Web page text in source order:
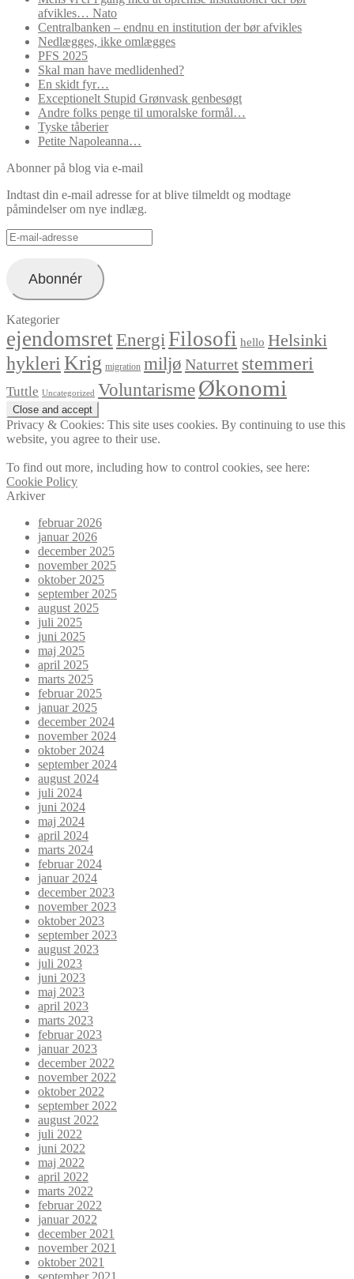
afvikles… Nato
Centralbanken – endnu en institution der bør afvikles
Nedlægges, ikke omlægges
PFS 2025
Skal man have medlidenhed?
En skidt fyr…
Exceptionelt Stupid Grønvask genbesøgt
Andre folks penge til umoralske formål…
Tyske tåberier
Petite Napoleanna…
Abonner på blog via e-mail
Indtast din e-mail adresse for at blive tilmeldt og modtage
påmindelser om nye indlæg.
E-
mail-
Abonnér
Kategorier
ejendomsretEnergi Filosofi hello Helsinki
hykleri Krig migration miljø Naturret stemmeri
Tuttle Uncategorized VoluntarismeØkonomi
Privacy & Cookies: This site uses cookies. By continuing to use this
website, you agree to their use.
To find out more, including how to control cookies, see here:
Cookie Policy
Arkiver
februar 2026
januar 2026
december 2025
november 2025
oktober 2025
september 2025
august 2025
juli 2025
juni 2025
maj 2025
april 2025
marts 2025
februar 2025
januar 2025
december 2024
november 2024
oktober 2024
september 2024
august 2024
juli 2024
juni 2024
maj 2024
april 2024
marts 2024
februar 2024
januar 2024
december 2023
november 2023
oktober 2023
september 2023
august 2023
juli 2023
juni 2023
maj 2023
april 2023
marts 2023
februar 2023
januar 2023
december 2022
november 2022
oktober 2022
september 2022
august 2022
juli 2022
juni 2022
maj 2022
april 2022
marts 2022
februar 2022
januar 2022
december 2021
november 2021
oktober 2021
september 2021